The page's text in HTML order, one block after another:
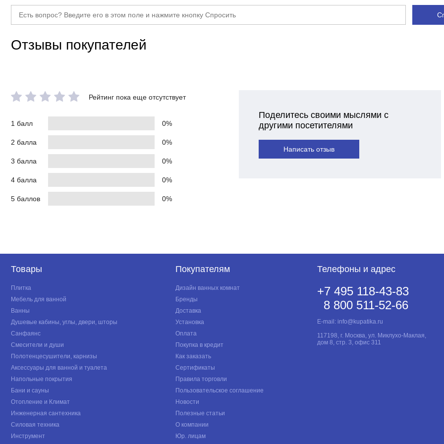
Отзывы покупателей
Рейтинг пока еще отсутствует
1 балл 0%
2 балла 0%
3 балла 0%
4 балла 0%
5 баллов 0%
Поделитесь своими мыслями с
другими посетителями
Написать отзыв
Товары
Плитка
Мебель для ванной
Ванны
Душевые кабины, углы, двери, шторы
Санфаянс
Смесители и души
Полотенцесушители, карнизы
Аксессуары для ванной и туалета
Напольные покрытия
Бани и сауны
Отопление и Климат
Инженерная сантехника
Силовая техника
Инструмент
Покупателям
Дизайн ванных комнат
Бренды
Доставка
Установка
Оплата
Покупка в кредит
Как заказать
Сертификаты
Правила торговли
Пользовательское соглашение
Новости
Полезные статьи
О компании
Юр. лицам
Телефоны и адрес
+7 495 118-43-83
8 800 511-52-66
E-mail: info@kupatika.ru
117198, г. Москва, ул. Миклухо-Маклая,
дом 8, стр. 3, офис 311